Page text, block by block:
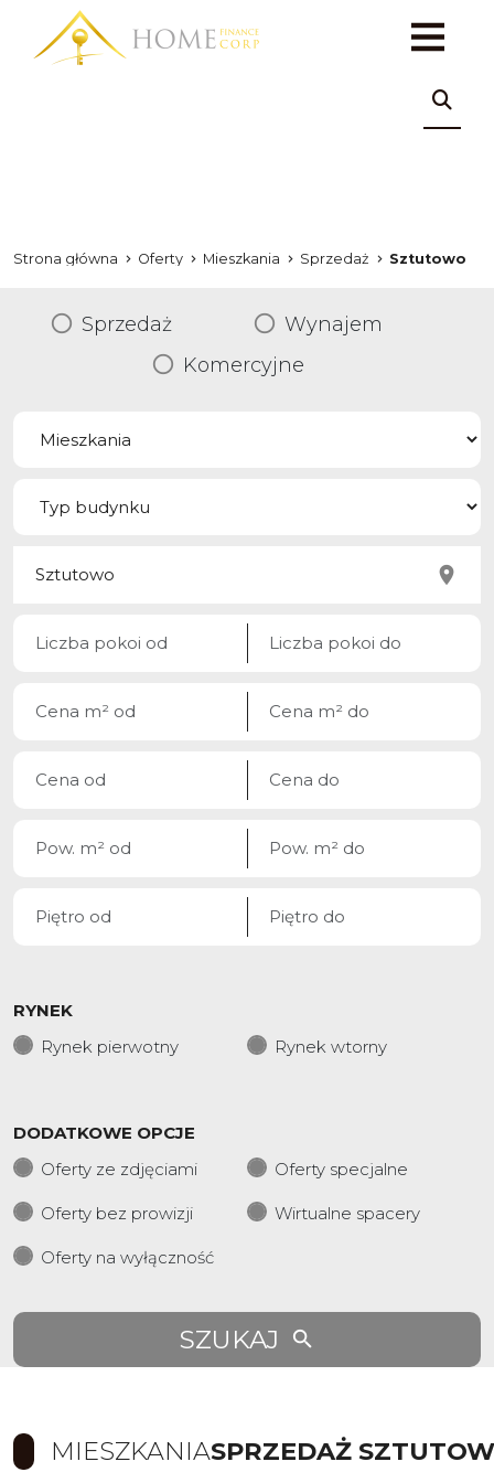
Strona główna Oferty Mieszkania Sprzedaż Sztutowo
Sprzedaż
Wynajem
Komercyjne
RYNEK
Rynek pierwotny
Rynek wtorny
DODATKOWE OPCJE
Oferty ze zdjęciami
Oferty specjalne
Oferty bez prowizji Wirtualne spacery
Oferty na wyłączność
SZUKAJ
MIESZKANIASPRZEDAŻ